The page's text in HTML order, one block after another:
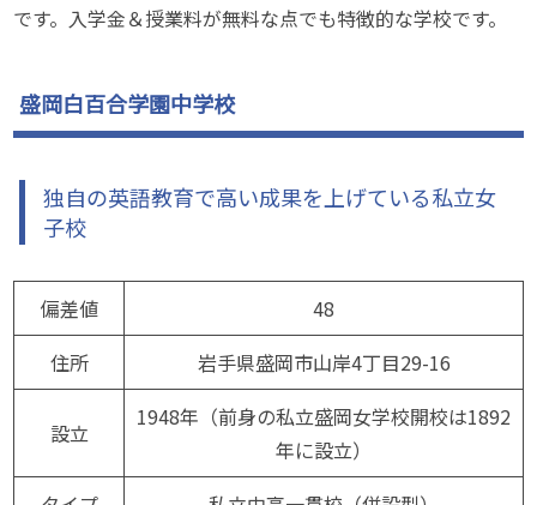
です。入学金＆授業料が無料な点でも特徴的な学校です。
盛岡白百合学園中学校
独自の英語教育で高い成果を上げている私立女
子校
偏差値
48
住所
岩手県盛岡市山岸4丁目29-16
設立
1948年（前身の私立盛岡女学校開校は1892
年に設立）